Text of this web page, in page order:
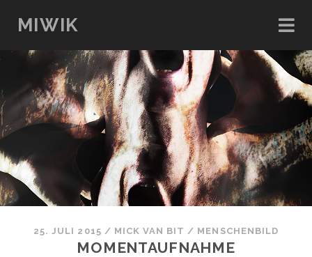
MIWIK
25. JULI 2015 / MICK VAN BIT / MENSCHENBILD
MOMENTAUFNAHME